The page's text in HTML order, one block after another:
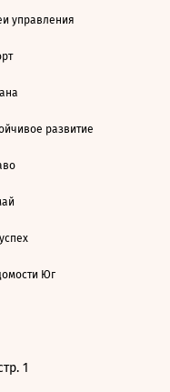
управления
развитие
Юг
1